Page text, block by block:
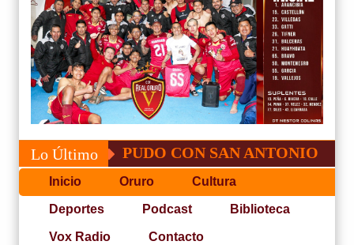
Lo Último
NO PUDO CON SAN ANTONIO
Inicio Oruro Cultura
Deportes Podcast Biblioteca
Vox Radio Contacto